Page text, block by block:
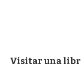
Visitar una